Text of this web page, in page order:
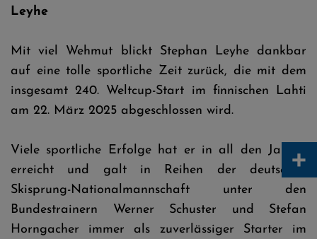
Leyhe
Mit viel Wehmut blickt Stephan Leyhe dankbar
auf eine tolle sportliche Zeit zurück, die mit dem
insgesamt 240. Weltcup-Start im finnischen Lahti
am 22. März 2025 abgeschlossen wird.
Viele sportliche Erfolge hat er in all den Jahren
erreicht und galt in Reihen der deutschen
Skisprung-Nationalmannschaft unter den
Bundestrainern Werner Schuster und Stefan
Horngacher immer als zuverlässiger Starter im
+